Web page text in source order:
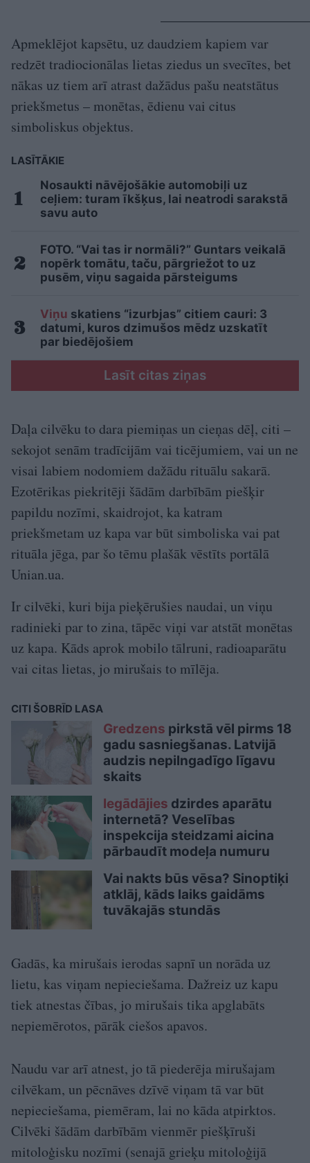
Apmeklējot kapsētu, uz daudziem kapiem var
redzēt tradiocionālas lietas ziedus un svecītes, bet
nākas uz tiem arī atrast dažādus pašu neatstātus
priekšmetus – monētas, ēdienu vai citus
simboliskus objektus.
LASĪTĀKIE
Nosaukti nāvējošākie automobiļi uz
ceļiem: turam īkšķus, lai neatrodi sarakstā
savu auto
FOTO. “Vai tas ir normāli?” Guntars veikalā
nopērk tomātu, taču, pārgriežot to uz
pusēm, viņu sagaida pārsteigums
Viņu skatiens “izurbjas” citiem cauri: 3
datumi, kuros dzimušos mēdz uzskatīt
par biedējošiem
Lasīt citas ziņas
Daļa cilvēku to dara piemiņas un cieņas dēļ, citi –
sekojot senām tradīcijām vai ticējumiem, vai un ne
visai labiem nodomiem dažādu rituālu sakarā.
Ezotērikas piekritēji šādām darbībām piešķir
papildu nozīmi, skaidrojot, ka katram
priekšmetam uz kapa var būt simboliska vai pat
rituāla jēga, par šo tēmu plašāk vēstīts portālā
Unian.ua.
Ir cilvēki, kuri bija pieķērušies naudai, un viņu
radinieki par to zina, tāpēc viņi var atstāt monētas
uz kapa. Kāds aprok mobilo tālruni, radioaparātu
vai citas lietas, jo mirušais to mīlēja.
CITI ŠOBRĪD LASA
Gredzens pirkstā vēl pirms 18
gadu sasniegšanas. Latvijā
audzis nepilngadīgo līgavu
skaits
Iegādājies dzirdes aparātu
internetā? Veselības
inspekcija steidzami aicina
pārbaudīt modeļa numuru
Vai nakts būs vēsa? Sinoptiķi
atklāj, kāds laiks gaidāms
tuvākajās stundās
Gadās, ka mirušais ierodas sapnī un norāda uz
lietu, kas viņam nepieciešama. Dažreiz uz kapu
tiek atnestas čības, jo mirušais tika apglabāts
nepiemērotos, pārāk ciešos apavos.
Naudu var arī atnest, jo tā piederēja mirušajam
cilvēkam, un pēcnāves dzīvē viņam tā var būt
nepieciešama, piemēram, lai no kāda atpirktos.
Cilvēki šādām darbībām vienmēr piešķīruši
mitoloģisku nozīmi (senajā grieķu mitoloģijā